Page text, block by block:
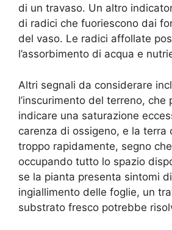
di un travaso. Un altro
di radici che fuoriescono dai
del vaso. Le radici affollate
l’assorbimento di acqua e
Altri segnali da considerare
l’inscurimento del terreno, che
indicare una saturazione
carenza di ossigeno, e la terra
troppo rapidamente, segno
occupando tutto lo spazio
se la pianta presenta sintomi
ingiallimento delle foglie, un
substrato fresco potrebbe